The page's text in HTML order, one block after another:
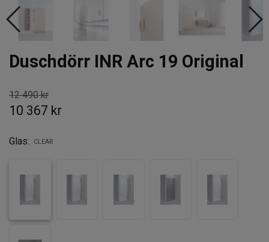
Duschdörr INR Arc 19 Original
12 490 kr
10 367 kr
Glas: CLEAR